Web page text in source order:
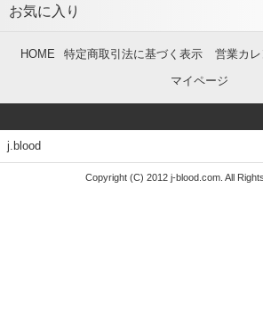
お気に入り
HOME 特定商取引法に基づく表示 営業カ
マイページ
j.blood
Copyright (C) 2012 j-blood.com. All